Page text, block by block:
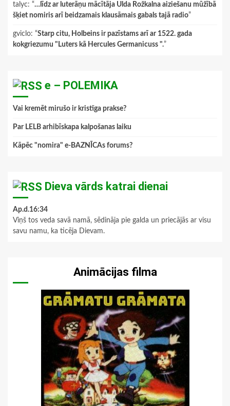
talyc: “…līdz ar luterāņu mācītāja Ulda Rožkalna aiziešanu mūžībā
šķiet nomiris arī beidzamais klausāmais gabals tajā radio”
gviclo: “Starp citu, Holbeins ir pazīstams arī ar 1522. gada
kokgriezumu "Luters kā Hercules Germanicuss ".”
e – POLEMIKA
Vai kremēt mirušo ir kristīga prakse?
Par LELB arhibīskapa kalpošanas laiku
Kāpēc "nomira" e-BAZNĪCAs forums?
Dieva vārds katrai dienai
Ap.d.16:34
Viņš tos veda savā namā, sēdināja pie galda un priecājās ar visu
savu namu, ka ticēja Dievam.
Animācijas filma